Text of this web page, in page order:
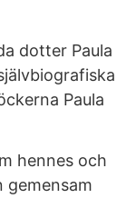
dotter Paula
Paula
hennes och
gemensam